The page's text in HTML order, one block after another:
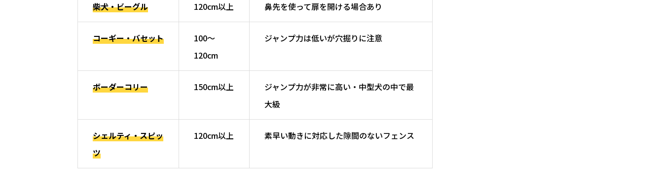
柴犬・ビーグル 120cm以上 鼻先を使って扉を開ける場合あり
コーギー・バセット
100〜
120cm
ジャンプ力は低いが穴掘りに注意
ボーダーコリー 150cm以上
ジャンプ力が非常に高い・中型犬の中で最
大級
シェルティ・スピッ
ツ
120cm以上 素早い動きに対応した隙間のないフェンス